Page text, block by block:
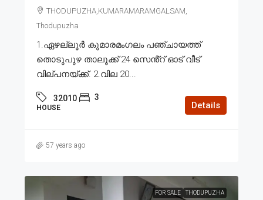
THODUPUZHA,KUMARAMARAMGALSAM,
Thodupuzha
1.ഏഴല്ലൂർ കുമാരമംഗലം പഞ്ചായത്ത്
തൊടുപുഴ താലൂക്ക് 24 സെൻ്റ് ഓട് വീട്
വില്പനയ്ക്ക്. 2.വില 20...
32010 3
HOUSE Details
57 years ago
FOR SALE THODUPUZHA